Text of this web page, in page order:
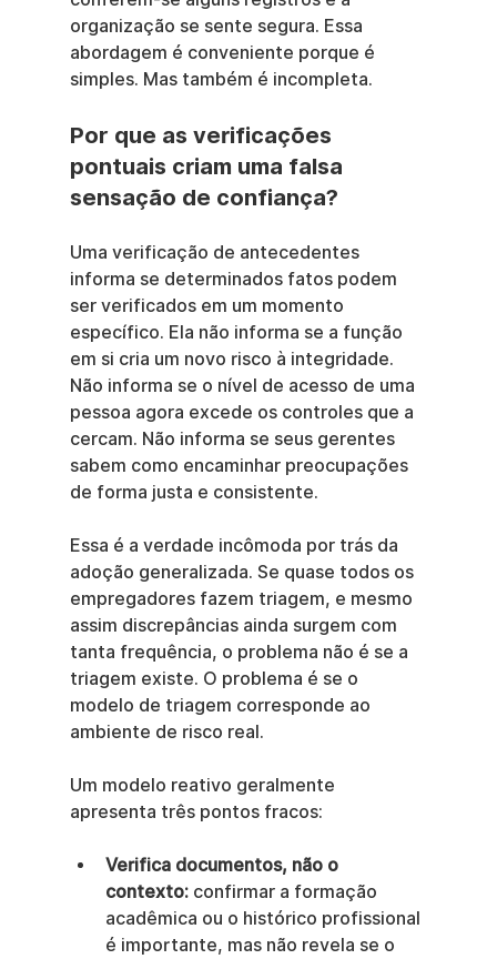
organização se sente segura. Essa
abordagem é conveniente porque é
simples. Mas também é incompleta.
Por que as verificações
pontuais criam uma falsa
sensação de confiança?
Uma verificação de antecedentes
informa se determinados fatos podem
ser verificados em um momento
específico. Ela não informa se a função
em si cria um novo risco à integridade.
Não informa se o nível de acesso de uma
pessoa agora excede os controles que a
cercam. Não informa se seus gerentes
sabem como encaminhar preocupações
de forma justa e consistente.
Essa é a verdade incômoda por trás da
adoção generalizada. Se quase todos os
empregadores fazem triagem, e mesmo
assim discrepâncias ainda surgem com
tanta frequência, o problema não é se a
triagem existe. O problema é se o
modelo de triagem corresponde ao
ambiente de risco real.
Um modelo reativo geralmente
apresenta três pontos fracos:
Verifica documentos, não o
contexto: confirmar a formação
acadêmica ou o histórico profissional
é importante, mas não revela se o